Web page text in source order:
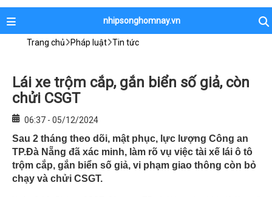
nhipsonghomnay.vn
Trang chủ Pháp luật Tin tức
Lái xe trộm cắp, gắn biển số giả, còn
chửi CSGT
06:37 - 05/12/2024
Sau 2 tháng theo dõi, mật phục, lực lượng Công an
TP.Đà Nẵng đã xác minh, làm rõ vụ việc tài xế lái ô tô
trộm cắp, gắn biển số giả, vi phạm giao thông còn bỏ
chạy và chửi CSGT.